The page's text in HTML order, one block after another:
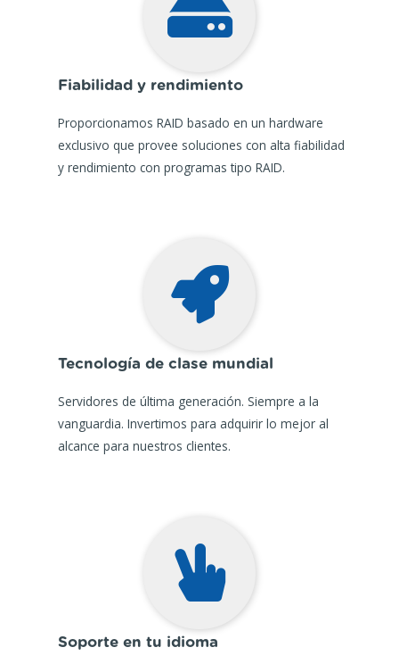
Fiabilidad y rendimiento
Proporcionamos RAID basado en un hardware
exclusivo que provee soluciones con alta fiabilidad
y rendimiento con programas tipo RAID.
Tecnología de clase mundial
Servidores de última generación. Siempre a la
vanguardia. Invertimos para adquirir lo mejor al
alcance para nuestros clientes.
Soporte en tu idioma